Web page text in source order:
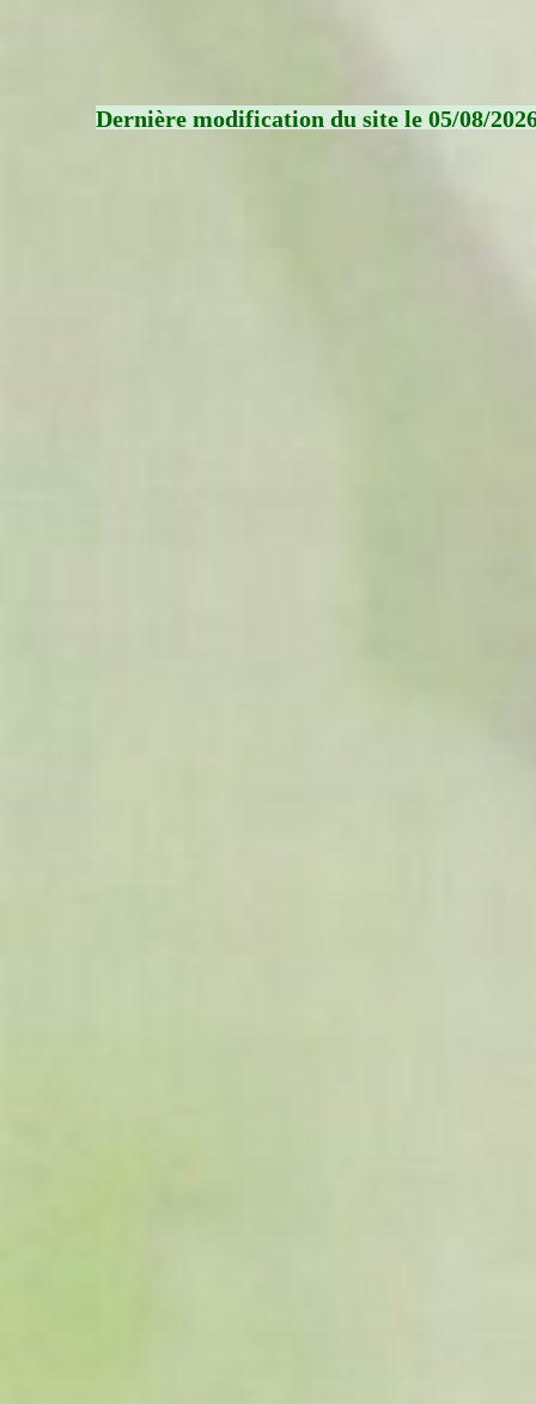
Dernière modification du site le 05/08/